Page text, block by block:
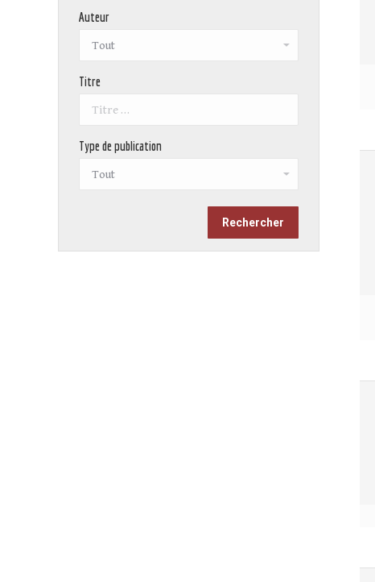
Auteur
Titre
Type de publication